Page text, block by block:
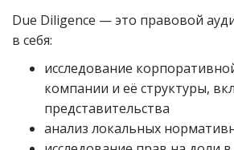
Due Diligence — это правовой
в себя:
исследование
компании и её структуры,
представительства
анализ локальных